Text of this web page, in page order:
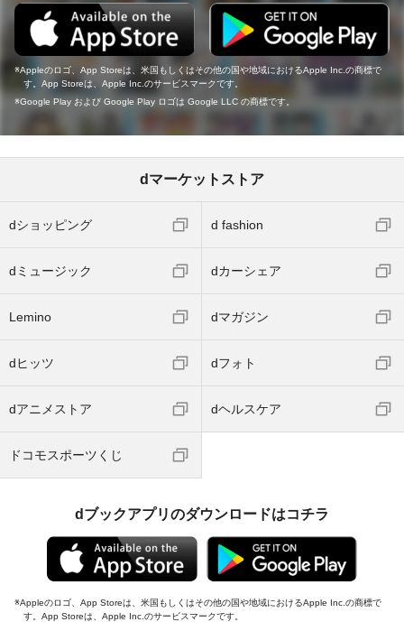
Appleのロゴ、App Storeは、米国もしくはその他の国や地域におけるApple Inc.の商標で
す。App Storeは、Apple Inc.のサービスマークです。
Google Play および Google Play ロゴは Google LLC の商標です。
dマーケットストア
dショッピング d fashion
dミュージック dカーシェア
Lemino dマガジン
dヒッツ dフォト
dアニメストア dヘルスケア
ドコモスポーツくじ
dブックアプリのダウンロードはコチラ
Appleのロゴ、App Storeは、米国もしくはその他の国や地域におけるApple Inc.の商標で
す。App Storeは、Apple Inc.のサービスマークです。